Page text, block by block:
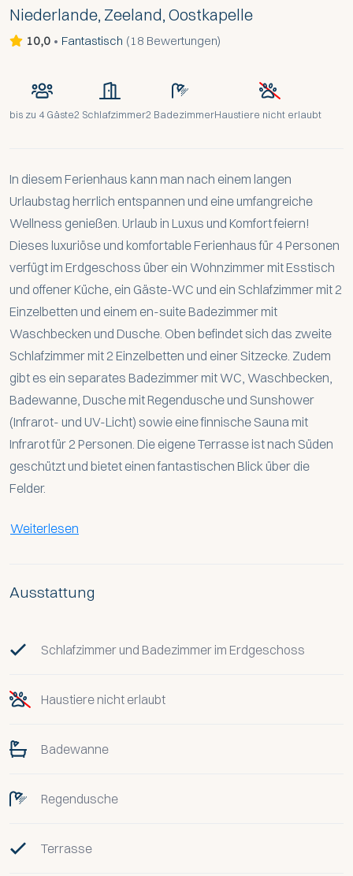
Niederlande, Zeeland, Oostkapelle
10,0 • Fantastisch (18 Bewertungen)
bis zu 4 Gäste2 Schlafzimmer2 BadezimmerHaustiere nicht erlaubt
In diesem Ferienhaus kann man nach einem langen
Urlaubstag herrlich entspannen und eine umfangreiche
Wellness genießen. Urlaub in Luxus und Komfort feiern!
Dieses luxuriöse und komfortable Ferienhaus für 4 Personen
verfügt im Erdgeschoss über ein Wohnzimmer mit Esstisch
und offener Küche, ein Gäste-WC und ein Schlafzimmer mit 2
Einzelbetten und einem en-suite Badezimmer mit
Waschbecken und Dusche. Oben befindet sich das zweite
Schlafzimmer mit 2 Einzelbetten und einer Sitzecke. Zudem
gibt es ein separates Badezimmer mit WC, Waschbecken,
Badewanne, Dusche mit Regendusche und Sunshower
(Infrarot- und UV-Licht) sowie eine finnische Sauna mit
Infrarot für 2 Personen. Die eigene Terrasse ist nach Süden
geschützt und bietet einen fantastischen Blick über die
Felder.
Weiterlesen
Ausstattung
Schlafzimmer und Badezimmer im Erdgeschoss
Haustiere nicht erlaubt
Badewanne
Regendusche
Terrasse